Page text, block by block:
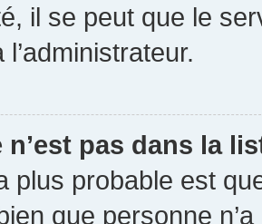
il se peut que le
n’est pas dans la
plus probable est
que personne